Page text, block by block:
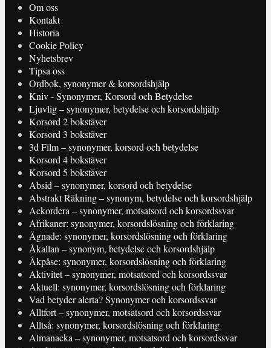
Om oss
Kontakt
Historia
Cookie Policy
Nyhetsbrev
Tipsa oss
Ordbok, synonymer & korsordshjälp
Kniv - Synonymer, Korsord och Betydelse
Ljuvlig – synonymer, betydelse och korsordshjälp
Korsord 2 bokstäver
Korsord 3 bokstäver
3d Film – synonymer, korsord och betydelse
Korsord 4 bokstäver
Korsord 5 bokstäver
Absid – synonymer, korsord och betydelse
Abstrakt Räkning – synonym, betydelse och korsordshjälp
Ackordera – synonymer, motsatsord och korsordssvar
Afrikaner: synonymer, korsordslösning och förklaring
Ägnade: synonymer, korsordslösning och förklaring
Åkallan – synonym, betydelse och korsordshjälp
Åkpåse: synonymer, korsordslösning och förklaring
Aktivitet – synonymer, motsatsord och korsordssvar
Aktuell: synonymer, korsordslösning och förklaring
Vad betyder alerta? Synonymer och korsordssvar
Alltfort – synonymer, motsatsord och korsordssvar
Alltså: synonymer, korsordslösning och förklaring
Almanacka – synonymer, motsatsord och korsordssvar